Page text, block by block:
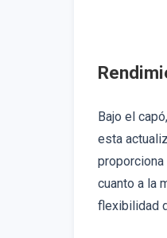
Bajo el
esta
proporciona
cuanto a la
flexibilidad